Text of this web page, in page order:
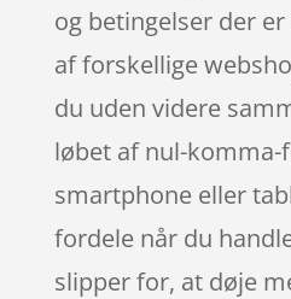
og betingelser der
af forskellige
du uden videre
løbet af nul-komma-
smartphone eller
fordele når du
slipper for, at døje